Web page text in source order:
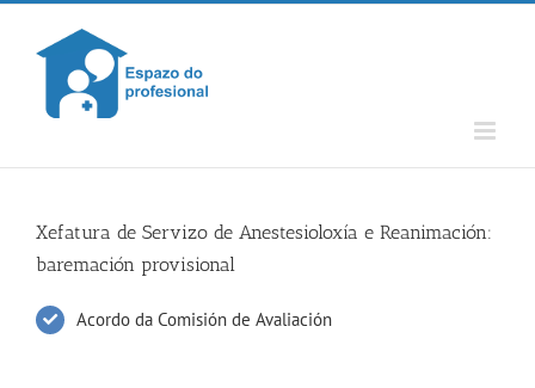
Skip
content
Xefatura de Servizo de Anestesioloxía e Reanimación:
baremación provisional
Acordo da Comisión de Avaliación